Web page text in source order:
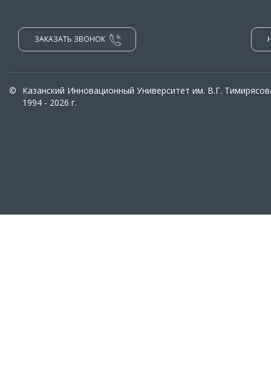
ЗАКАЗАТЬ ЗВОНОК
©
Казанский Инновационный Университет им. В.Г.
1994 - 2026 г.